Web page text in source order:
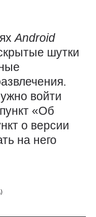
Android
шутки
войти
«Об
о версии
на него